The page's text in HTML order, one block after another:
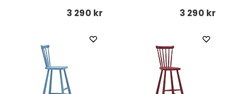
3 290 kr 3 290 kr